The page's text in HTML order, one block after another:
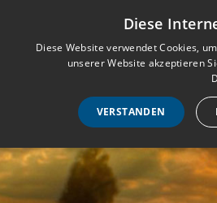
Diese
Diese Website verwendet Cookies,
unserer Website akzeptieren
VERSTANDEN